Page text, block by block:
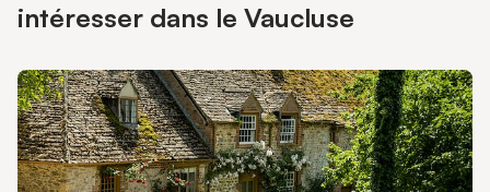
intéresser dans le Vaucluse